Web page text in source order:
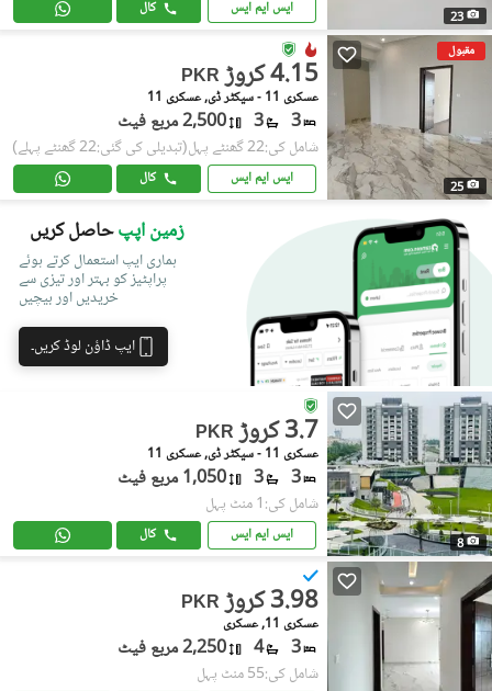
23 ایس ایم ایس کال
مقبول
25
PKR 4.15 کروڑ
عسکری 11 - سیکٹر ڈی, عسکری 11
3
3 2,500 مربع فیٹ
شامل کی:22 گھنٹے پہل (تبدیلی کی گئی:22 گھنٹے پہلے)
ایس ایم ایس کال
زمین اپپحاصل کریں
ہماری ایپ استعمال کرتے ہوئے
پراپٹیز کو بہتر اور تیزی سے
خریدیں اور بیچیں
ایپ ڈاؤن لوڈ کریں۔
8
PKR 3.7 کروڑ
عسکری 11 - سیکٹر ڈی, عسکری 11
3
3 1,050 مربع فیٹ
شامل کی:1 منٹ پہل
ایس ایم ایس کال
PKR 3.98 کروڑ
عسکری 11, عسکری
3
4 2,250 مربع فیٹ
شامل کی:55 منٹ پہل